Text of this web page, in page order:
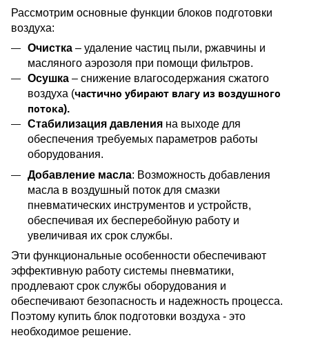
Рассмотрим основные функции блоков подготовки
воздуха:
Очистка – удаление частиц пыли, ржавчины и
масляного аэрозоля при помощи фильтров.
Осушка – снижение влагосодержания сжатого
воздуха (частично убирают влагу из воздушного
потока).
Стабилизация давления на выходе для
обеспечения требуемых параметров работы
оборудования.
Добавление масла: Возможность добавления
масла в воздушный поток для смазки
пневматических инструментов и устройств,
обеспечивая их бесперебойную работу и
увеличивая их срок службы.
Эти функциональные особенности обеспечивают
эффективную работу системы пневматики,
продлевают срок службы оборудования и
обеспечивают безопасность и надежность процесса.
Поэтому купить блок подготовки воздуха - это
необходимое решение.